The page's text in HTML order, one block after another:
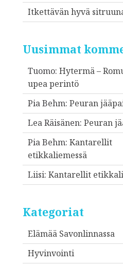
Itkettävän hyvä
Uusimmat
Tuomo: Hytermä –
upea perintö
Pia Behm: Peuran
Lea Räisänen: Peuran
Pia Behm: Kantarellit
etikkaliemessä
Liisi: Kantarellit
Kategoriat
Elämää Savonlinnassa
Hyvinvointi